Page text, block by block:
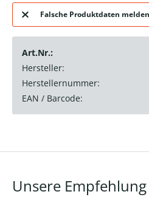
Falsche Produktdaten melden
Art.Nr.:
Hersteller:
Herstellernummer:
EAN / Barcode:
Unsere Empfehlung